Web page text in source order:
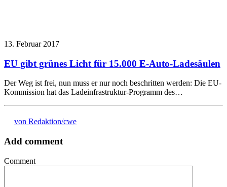
13. Februar 2017
EU gibt grünes Licht für 15.000 E-Auto-Ladesäulen
Der Weg ist frei, nun muss er nur noch beschritten werden: Die EU-
Kommission hat das Ladeinfrastruktur-Programm des…
von Redaktion/cwe
Add comment
Comment